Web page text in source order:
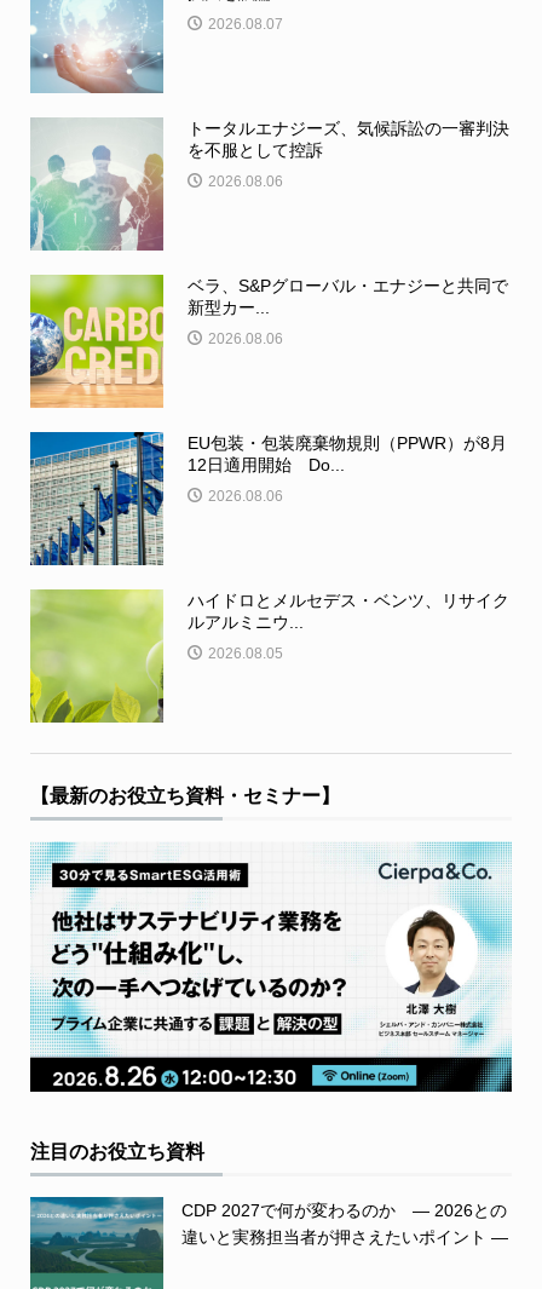
2026.08.07
トータルエナジーズ、気候訴訟の一審判決
を不服として控訴
2026.08.06
ベラ、S&Pグローバル・エナジーと共同で
新型カー...
2026.08.06
EU包装・包装廃棄物規則（PPWR）が8月
12日適用開始 Do...
2026.08.06
ハイドロとメルセデス・ベンツ、リサイク
ルアルミニウ...
2026.08.05
【最新のお役立ち資料・セミナー】
注目のお役立ち資料
CDP 2027で何が変わるのか ― 2026との
違いと実務担当者が押さえたいポイント ―